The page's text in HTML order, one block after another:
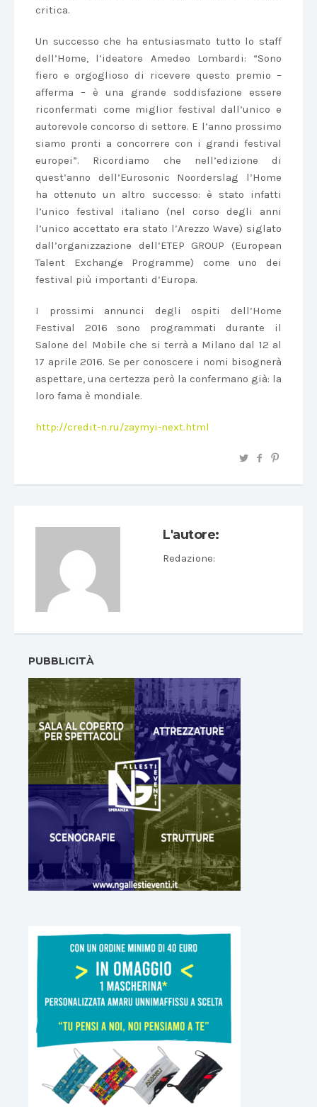
critica.
Un successo che ha entusiasmato tutto lo staff
dell’Home, l’ideatore Amedeo Lombardi: “Sono
fiero e orgoglioso di ricevere questo premio –
afferma – è una grande soddisfazione essere
riconfermati come miglior festival dall’unico e
autorevole concorso di settore. E l’anno prossimo
siamo pronti a concorrere con i grandi festival
europei”. Ricordiamo che nell’edizione di
quest’anno dell’Eurosonic Noorderslag l’Home
ha ottenuto un altro successo: è stato infatti
l’unico festival italiano (nel corso degli anni
l’unico accettato era stato l’Arezzo Wave) siglato
dall’organizzazione dell’ETEP GROUP (European
Talent Exchange Programme) come uno dei
festival più importanti d’Europa.
I prossimi annunci degli ospiti dell’Home
Festival 2016 sono programmati durante il
Salone del Mobile che si terrà a Milano dal 12 al
17 aprile 2016. Se per conoscere i nomi bisognerà
aspettare, una certezza però la confermano già: la
loro fama è mondiale.
http://credit-n.ru/zaymyi-next.html
L'autore:
Redazione:
PUBBLICITÀ